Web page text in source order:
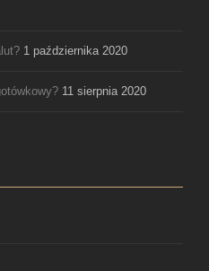
1 października 2020
11 sierpnia 2020